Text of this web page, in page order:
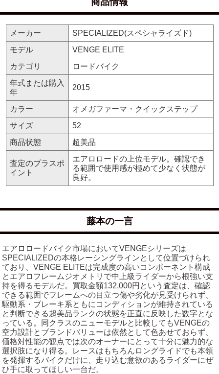
メーカー
SPECIALIZED(スペシャライズド)
モデル
VENGE ELITE
カテゴリ
ロードバイク
年式または購入
年
2015
カラー
オメガファーマ・クイックステップ
サイズ
52
商品状態
超美品
査定のプラスポ
イント
エアロロードの上位モデル。確認でき
る範囲で使用感が極めて少なく状態が
良好。
藤本の一言
エアロロードバイク市場においてVENGEシリーズは
SPECIALIZEDの本格レーシングラインとして位置づけられ
ており、VENGE ELITEは完成度の高いコンポーネント構成
とエアロフレームジオメトリで中上級ライダーから根強い支
持を得るモデルだ。買取金額132,000円という査定は、確認
できる範囲でフレームへの目立つ傷や劣化が見受けられず、
駆動系・ブレーキ系ともにコンディションが維持されている
と判断できる超美品ランクの状態を正直に反映した数字とな
っている。同クラスのニューモデルと比較してもVENGEの
空力設計とブランドバリューは依然として色あせておらず、
価格対性能の観点では次のオーナーにとって十分に魅力的な
選択肢になり得る。レースはもちろんロングライドでも本領
を発揮するバイクだけに、走り込む意欲のあるライダーにぜ
ひ手に取ってほしい一台だ。